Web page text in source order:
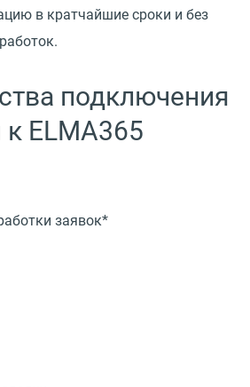
в кратчайшие сроки и без
подключения
ELMA365
заявок*